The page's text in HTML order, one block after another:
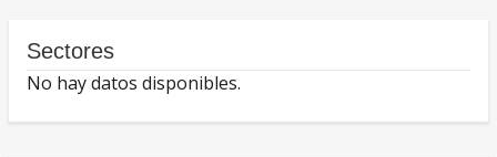
Sectores
No hay datos disponibles.